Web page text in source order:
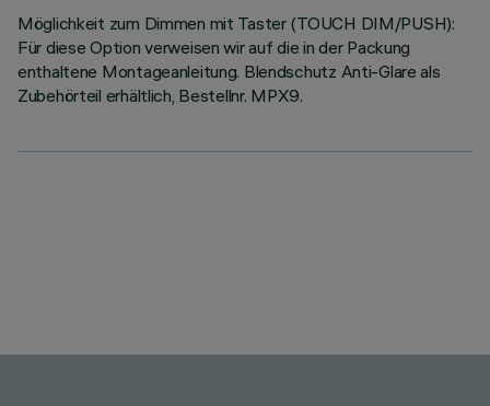
Möglichkeit zum Dimmen mit Taster (TOUCH DIM/PUSH):
Für diese Option verweisen wir auf die in der Packung
enthaltene Montageanleitung. Blendschutz Anti-Glare als
Zubehörteil erhältlich, Bestellnr. MPX9.